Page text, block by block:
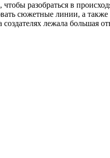
разобраться в
сюжетные линии, а
лежала большая